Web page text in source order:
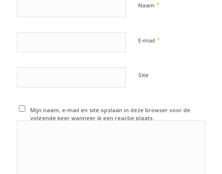
Naam *
E-mail *
Site
Mijn naam, e-mail en site opslaan in deze browser voor de
volgende keer wanneer ik een reactie plaats.